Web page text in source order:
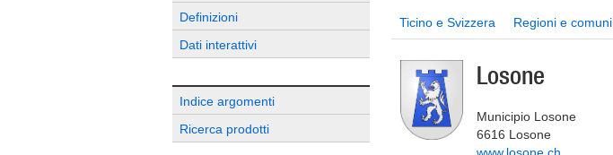
Definizioni
Dati interattivi
Indice argomenti
Ricerca prodotti
Ticino e Svizzera Regioni e comuni
Losone
Municipio Losone
6616 Losone